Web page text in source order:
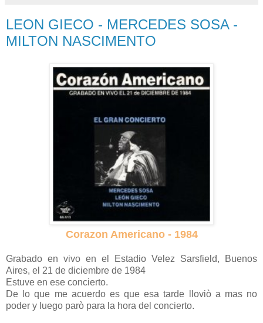
LEON GIECO - MERCEDES SOSA -
MILTON NASCIMENTO
Corazon Americano - 1984
Grabado en vivo en el Estadio Velez Sarsfield, Buenos
Aires, el 21 de diciembre de 1984
Estuve en ese concierto.
De lo que me acuerdo es que esa tarde lloviò a mas no
poder y luego parò para la hora del concierto.